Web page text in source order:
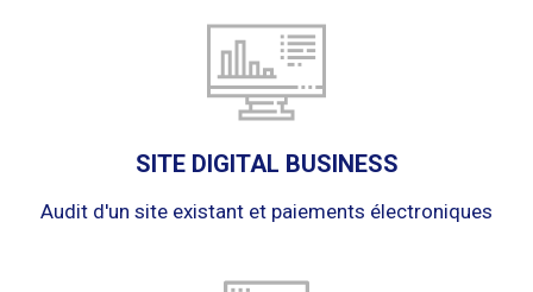
SITE DIGITAL BUSINESS
Audit d'un site existant et paiements électroniques